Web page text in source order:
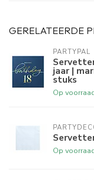
GERELATEERDE
PARTYPAL
jaar |
stuks
Op
Op